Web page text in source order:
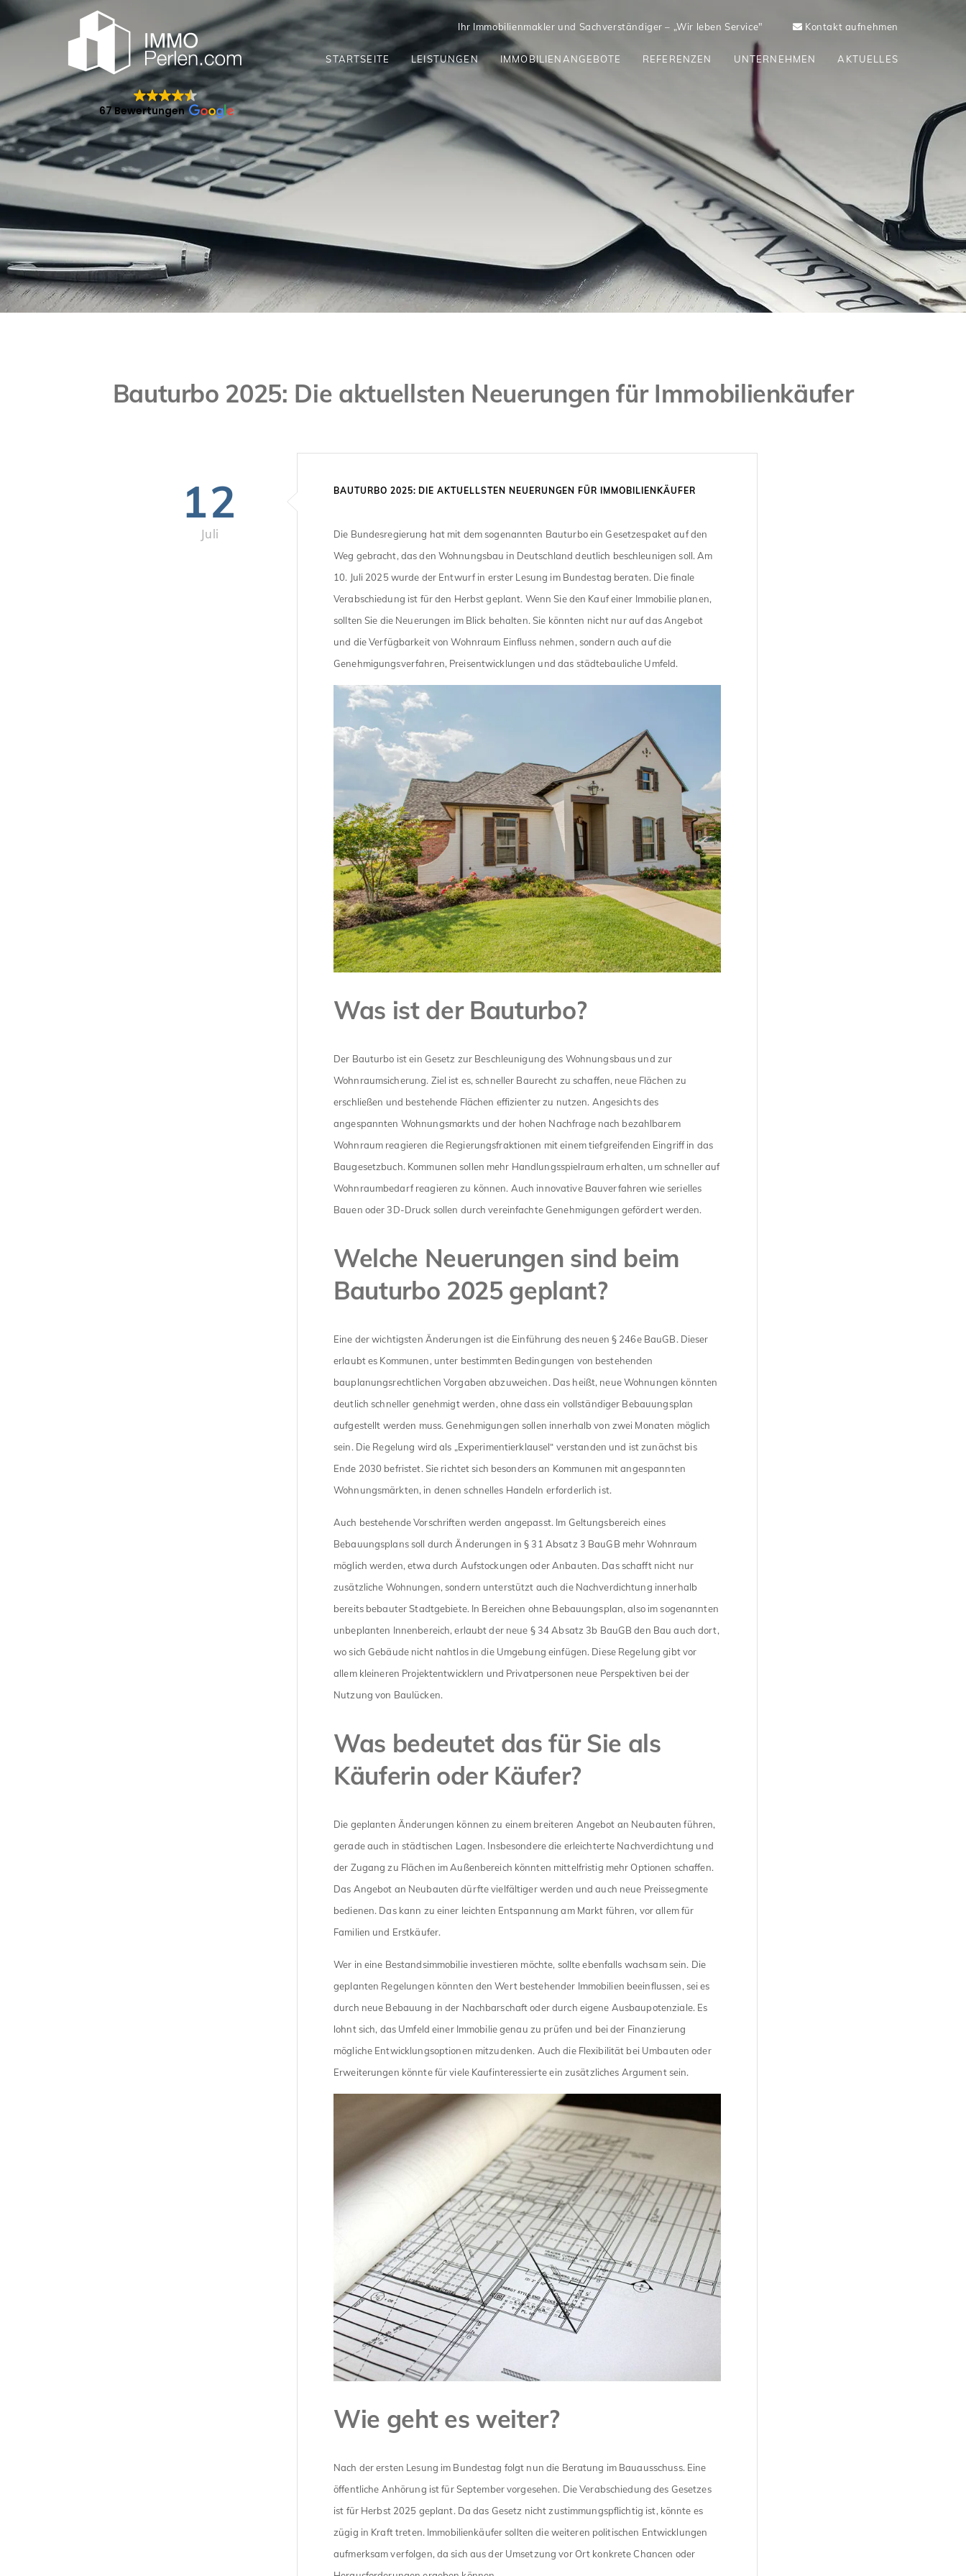
67 Bewertungen
Ihr Immobilienmakler und Sachverständiger – „Wir leben Service" Kontakt aufnehmen
STARTSEITE LEISTUNGEN IMMOBILIENANGEBOTE REFERENZEN UNTERNEHMEN AKTUELLES
Bauturbo 2025: Die aktuellsten Neuerungen für Immobilienkäufer
12
Juli
BAUTURBO 2025: DIE AKTUELLSTEN NEUERUNGEN FÜR IMMOBILIENKÄUFER
Die Bundesregierung hat mit dem sogenannten Bauturbo ein Gesetzespaket auf den
Weg gebracht, das den Wohnungsbau in Deutschland deutlich beschleunigen soll. Am
10. Juli 2025 wurde der Entwurf in erster Lesung im Bundestag beraten. Die finale
Verabschiedung ist für den Herbst geplant. Wenn Sie den Kauf einer Immobilie planen,
sollten Sie die Neuerungen im Blick behalten. Sie könnten nicht nur auf das Angebot
und die Verfügbarkeit von Wohnraum Einfluss nehmen, sondern auch auf die
Genehmigungsverfahren, Preisentwicklungen und das städtebauliche Umfeld.
Was ist der Bauturbo?
Der Bauturbo ist ein Gesetz zur Beschleunigung des Wohnungsbaus und zur
Wohnraumsicherung. Ziel ist es, schneller Baurecht zu schaffen, neue Flächen zu
erschließen und bestehende Flächen effizienter zu nutzen. Angesichts des
angespannten Wohnungsmarkts und der hohen Nachfrage nach bezahlbarem
Wohnraum reagieren die Regierungsfraktionen mit einem tiefgreifenden Eingriff in das
Baugesetzbuch. Kommunen sollen mehr Handlungsspielraum erhalten, um schneller auf
Wohnraumbedarf reagieren zu können. Auch innovative Bauverfahren wie serielles
Bauen oder 3D-Druck sollen durch vereinfachte Genehmigungen gefördert werden.
Welche Neuerungen sind beim
Bauturbo 2025 geplant?
Eine der wichtigsten Änderungen ist die Einführung des neuen § 246e BauGB. Dieser
erlaubt es Kommunen, unter bestimmten Bedingungen von bestehenden
bauplanungsrechtlichen Vorgaben abzuweichen. Das heißt, neue Wohnungen könnten
deutlich schneller genehmigt werden, ohne dass ein vollständiger Bebauungsplan
aufgestellt werden muss. Genehmigungen sollen innerhalb von zwei Monaten möglich
sein. Die Regelung wird als „Experimentierklausel“ verstanden und ist zunächst bis
Ende 2030 befristet. Sie richtet sich besonders an Kommunen mit angespannten
Wohnungsmärkten, in denen schnelles Handeln erforderlich ist.
Auch bestehende Vorschriften werden angepasst. Im Geltungsbereich eines
Bebauungsplans soll durch Änderungen in § 31 Absatz 3 BauGB mehr Wohnraum
möglich werden, etwa durch Aufstockungen oder Anbauten. Das schafft nicht nur
zusätzliche Wohnungen, sondern unterstützt auch die Nachverdichtung innerhalb
bereits bebauter Stadtgebiete. In Bereichen ohne Bebauungsplan, also im sogenannten
unbeplanten Innenbereich, erlaubt der neue § 34 Absatz 3b BauGB den Bau auch dort,
wo sich Gebäude nicht nahtlos in die Umgebung einfügen. Diese Regelung gibt vor
allem kleineren Projektentwicklern und Privatpersonen neue Perspektiven bei der
Nutzung von Baulücken.
Was bedeutet das für Sie als
Käuferin oder Käufer?
Die geplanten Änderungen können zu einem breiteren Angebot an Neubauten führen,
gerade auch in städtischen Lagen. Insbesondere die erleichterte Nachverdichtung und
der Zugang zu Flächen im Außenbereich könnten mittelfristig mehr Optionen schaffen.
Das Angebot an Neubauten dürfte vielfältiger werden und auch neue Preissegmente
bedienen. Das kann zu einer leichten Entspannung am Markt führen, vor allem für
Familien und Erstkäufer.
Wer in eine Bestandsimmobilie investieren möchte, sollte ebenfalls wachsam sein. Die
geplanten Regelungen könnten den Wert bestehender Immobilien beeinflussen, sei es
durch neue Bebauung in der Nachbarschaft oder durch eigene Ausbaupotenziale. Es
lohnt sich, das Umfeld einer Immobilie genau zu prüfen und bei der Finanzierung
mögliche Entwicklungsoptionen mitzudenken. Auch die Flexibilität bei Umbauten oder
Erweiterungen könnte für viele Kaufinteressierte ein zusätzliches Argument sein.
Wie geht es weiter?
Nach der ersten Lesung im Bundestag folgt nun die Beratung im Bauausschuss. Eine
öffentliche Anhörung ist für September vorgesehen. Die Verabschiedung des Gesetzes
ist für Herbst 2025 geplant. Da das Gesetz nicht zustimmungspflichtig ist, könnte es
zügig in Kraft treten. Immobilienkäufer sollten die weiteren politischen Entwicklungen
aufmerksam verfolgen, da sich aus der Umsetzung vor Ort konkrete Chancen oder